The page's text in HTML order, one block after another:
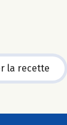
la recette